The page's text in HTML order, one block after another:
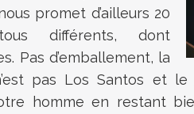
promet d’ailleurs 20
différents, dont
Pas d’emballement, la
pas Los Santos et
homme en restant